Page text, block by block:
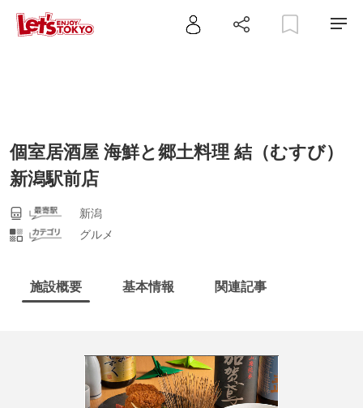
個室居酒屋 海鮮と郷土料理 結（むすび）
新潟駅前店
新潟
グルメ
施設概要 基本情報 関連記事